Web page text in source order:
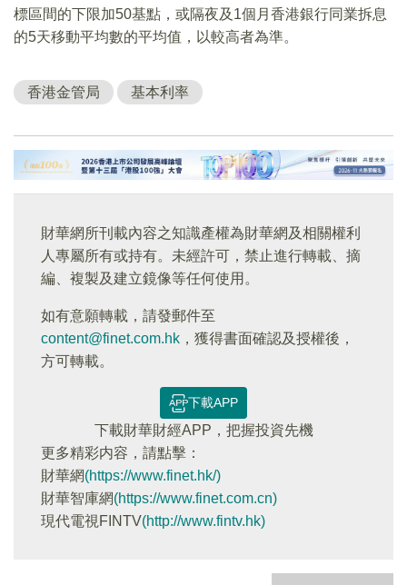
標區間的下限加50基點，或隔夜及1個月香港銀行同業拆息
的5天移動平均數的平均值，以較高者為準。
香港金管局 基本利率
財華網所刊載內容之知識產權為財華網及相關權利
人專屬所有或持有。未經許可，禁止進行轉載、摘
編、複製及建立鏡像等任何使用。
如有意願轉載，請發郵件至
content@finet.com.hk ，獲得書面確認及授權後，
方可轉載。
下載APP
下載財華財經APP，把握投資先機
更多精彩内容，請點擊：
財華網(https://www.finet.hk/)
財華智庫網(https://www.finet.com.cn)
現代電視FINTV(http://www.fintv.hk)